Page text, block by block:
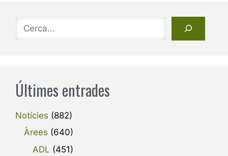
Últimes entrades
Notícies (882)
Àrees (640)
ADL (451)